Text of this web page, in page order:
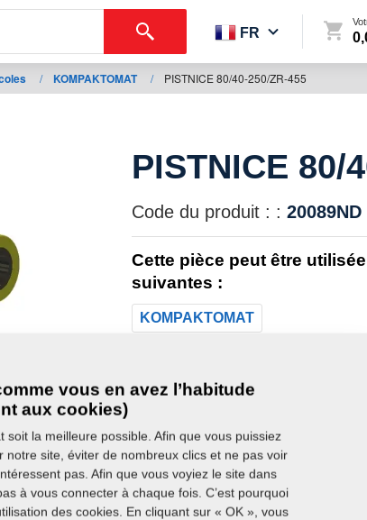
FR
/ KOMPAKTOMAT / PISTNICE 80/40-250/ZR-455
PISTNICE 80/
Code du produit : : 20089ND
Cette pièce peut être
suivantes :
KOMPAKTOMAT
vous en avez l’habitude
aux cookies)
soit la meilleure possible. Afin que vous puissiez
site, éviter de nombreux clics et ne pas voir
pas. Afin que vous voyiez le site dans
à vous connecter à chaque fois. C’est pourquoi
des cookies. En cliquant sur « OK », vous